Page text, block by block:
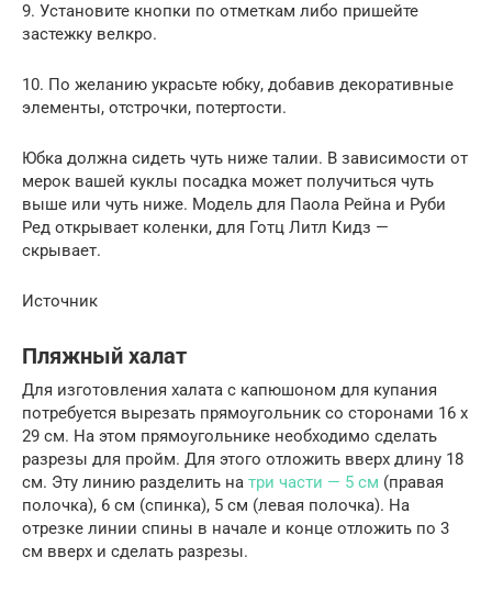
9. Установите кнопки по отметкам либо пришейте
застежку велкро.
10. По желанию украсьте юбку, добавив декоративные
элементы, отстрочки, потертости.
Юбка должна сидеть чуть ниже талии. В зависимости от
мерок вашей куклы посадка может получиться чуть
выше или чуть ниже. Модель для Паола Рейна и Руби
Ред открывает коленки, для Готц Литл Кидз —
скрывает.
Источник
Пляжный халат
Для изготовления халата с капюшоном для купания
потребуется вырезать прямоугольник со сторонами 16 х
29 см. На этом прямоугольнике необходимо сделать
разрезы для пройм. Для этого отложить вверх длину 18
см. Эту линию разделить на три части — 5 см (правая
полочка), 6 см (спинка), 5 см (левая полочка). На
отрезке линии спины в начале и конце отложить по 3
см вверх и сделать разрезы.